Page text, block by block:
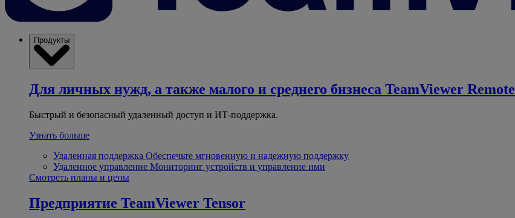
Продукты
Для личных нужд, а также малого и среднего бизнеса TeamViewer Remote
Быстрый и безопасный удаленный доступ и ИТ-поддержка.
Узнать больше
Удаленная поддержка Обеспечьте мгновенную и надежную поддержку
Удаленное управление Мониторинг устройств и управление ими
Смотреть планы и цены
Предприятие TeamViewer Tensor